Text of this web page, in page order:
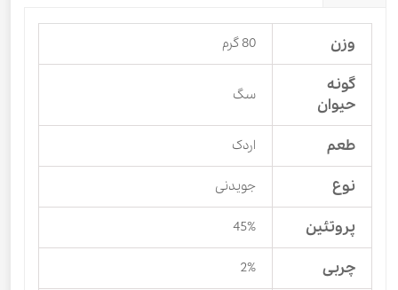
وزن 80 گرم
گونه
حیوان
سگ
طعم اردک
نوع جویدنی
پروتئین 45%
چربی 2%